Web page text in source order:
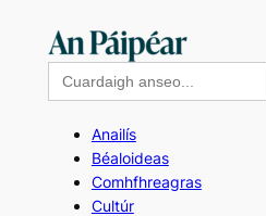
contentSearch
for:
Anailís
Béaloideas
Comhfhreagras
Cultúr